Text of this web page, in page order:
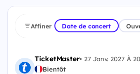
Affiner Date de concert
TicketMaster• 27 Janv. 2027 À
Bientôt